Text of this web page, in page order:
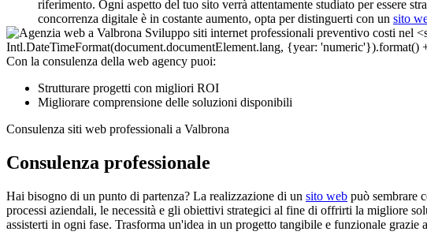
riferimento. Ogni aspetto del tuo sito verrà attentamente studiato per essere
concorrenza digitale è in costante aumento, opta per distinguerti con un sito
Con la consulenza della web agency puoi:
Strutturare progetti con migliori ROI
Migliorare comprensione delle soluzioni disponibili
Consulenza siti web professionali a Valbrona
Consulenza professionale
Hai bisogno di un punto di partenza? La realizzazione di un sito web può sembrare
processi aziendali, le necessità e gli obiettivi strategici al fine di offrirti la migliore
assisterti in ogni fase. Trasforma un'idea in un progetto tangibile e funzionale grazie